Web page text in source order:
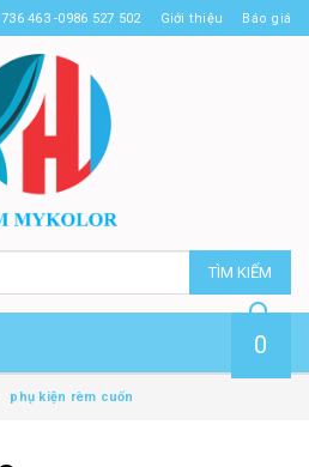
463 -0986 527 502 Giới thiệu Báo giá
TÌM KIẾM
0
phụ kiện rèm cuốn